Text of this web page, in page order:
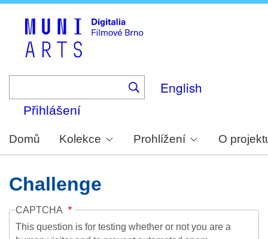
English
Přihlášení
Domů Kolekce Prohlížení O
Challenge
CAPTCHA
This question is for testing whether or not you are a